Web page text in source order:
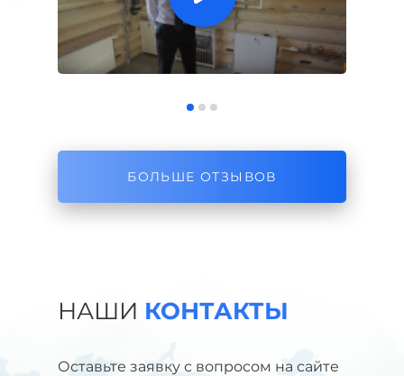
БОЛЬШЕ ОТЗЫВОВ
НАШИ КОНТАКТЫ
Оставьте заявку с вопросом на сайте